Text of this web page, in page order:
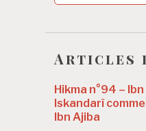
Articles
Hikma n°94 – Ibn
Iskandarî
Ibn Ajiba